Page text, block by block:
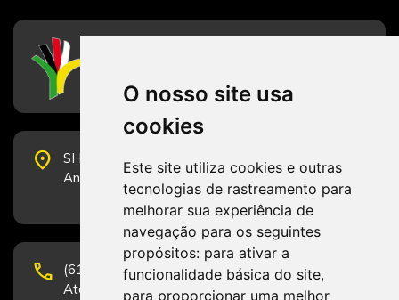
O nosso site usa
cookies
Este site utiliza cookies e outras
tecnologias de rastreamento para
melhorar sua experiência de
navegação para os seguintes
propósitos: para ativar a
funcionalidade básica do site,
para proporcionar uma melhor
place
SHS Quadra 6, Bloco E, Complexo Brasil 21, 20º
Andar, Sala 2001 - CEP 70322-915 - Brasília/DF
phone
(61) 3223-1652 e (61) 98131-3801.
Atendimento por telefone em horário comercial